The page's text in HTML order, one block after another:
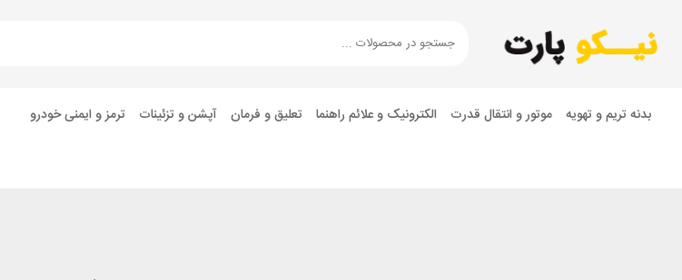
بدنه تریم و تهویه موتور و انتقال قدرت الکترونیک و علائم راهنما تعلیق و فرمان آپشن و تزئینات ترمز و ایمنی خودرو